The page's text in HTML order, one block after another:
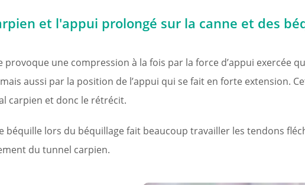
et l'appui prolongé sur la canne et des
provoque une compression à la fois par la force d’appui exercée
aussi par la position de l’appui qui se fait en forte extension.
carpien et donc le rétrécit.
béquille lors du béquillage fait beaucoup travailler les tendons
du tunnel carpien.